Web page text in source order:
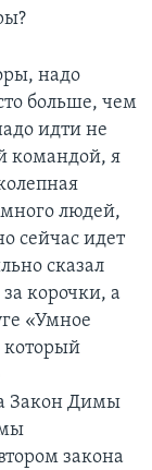
надо
больше, чем
идти не
командой, я
людей,
сейчас идет
сказал
корочки, а
«Умное
который
Закон Димы
закона